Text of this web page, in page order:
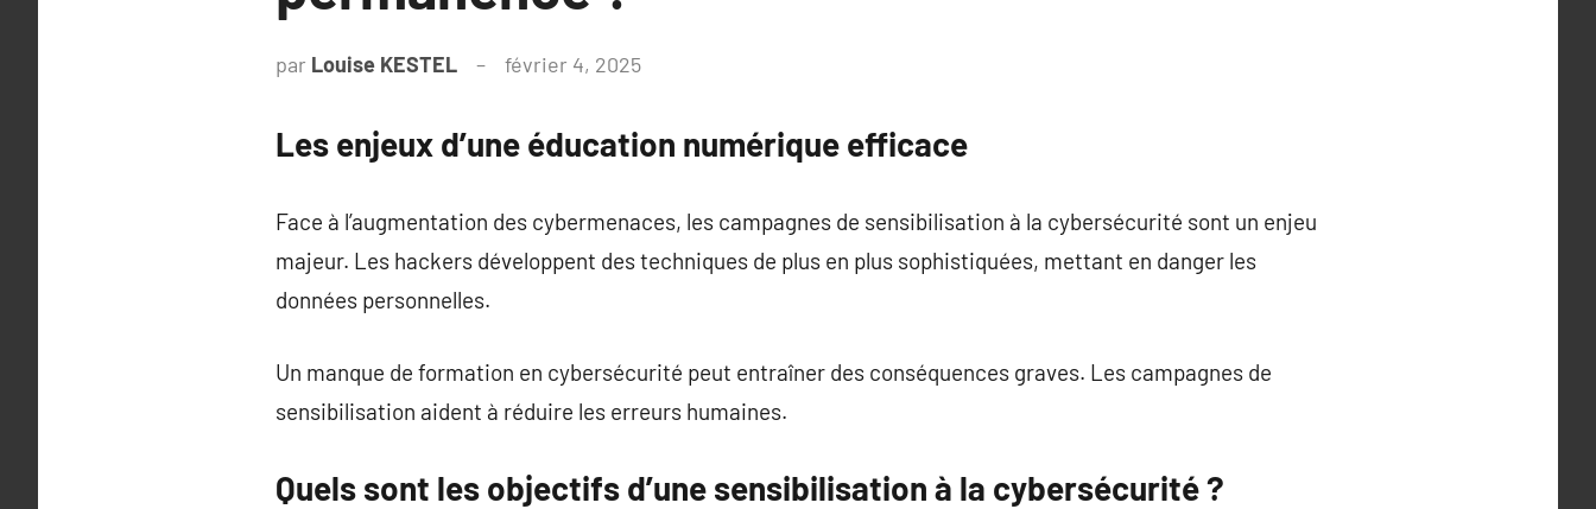
par Louise KESTEL février 4, 2025
Les enjeux d’une éducation numérique efficace
Face à l’augmentation des cybermenaces, les campagnes de sensibilisation à la cybersécurité sont un enjeu
majeur. Les hackers développent des techniques de plus en plus sophistiquées, mettant en danger les
données personnelles.
Un manque de formation en cybersécurité peut entraîner des conséquences graves. Les campagnes de
sensibilisation aident à réduire les erreurs humaines.
Quels sont les objectifs d’une sensibilisation à la cybersécurité ?